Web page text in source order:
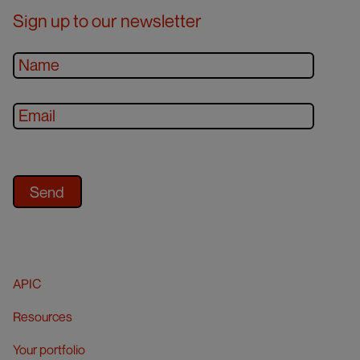
Sign up to our newsletter
APIC
Resources
Your portfolio